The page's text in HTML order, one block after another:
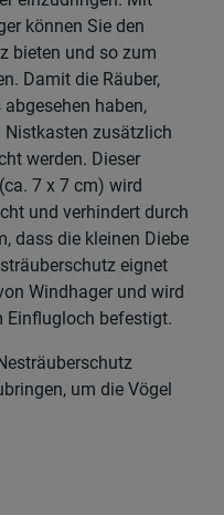
können Sie den
bieten und so zum
Damit die Räuber,
haben,
Nistkasten zusätzlich
werden. Dieser
7 x 7 cm) wird
und verhindert durch
dass die kleinen Diebe
eignet
Windhager und wird
Einflugloch befestigt.
um die Vögel